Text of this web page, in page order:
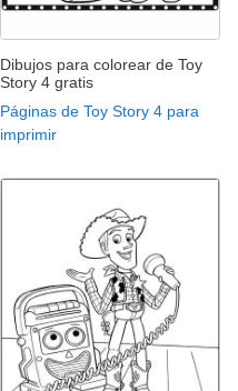
Dibujos para colorear de Toy
Story 4 gratis
Páginas de Toy Story 4 para
imprimir